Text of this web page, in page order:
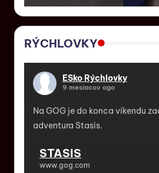
RÝCHLOVKY
ESko Rýchlovky
9 mesiacov ago
Na GOG je do konca víkendu
adventura Stasis.
STASIS
www.gog.com